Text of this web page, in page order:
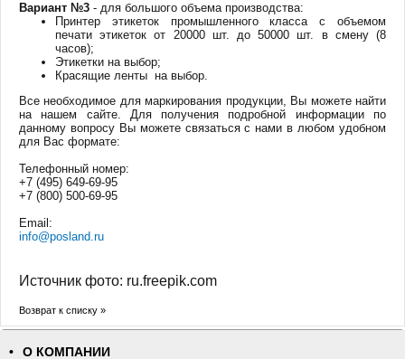
Вариант №3 - для большого объема производства:
Принтер этикеток промышленного класса с объемом
печати этикеток от 20000 шт. до 50000 шт. в смену (8
часов);
Этикетки на выбор;
Красящие ленты на выбор.
Все необходимое для маркирования продукции, Вы можете найти
на нашем сайте. Для получения подробной информации по
данному вопросу Вы можете связаться с нами в любом удобном
для Вас формате:
Телефонный номер:
+7 (495) 649-69-95
+7 (800) 500-69-95
Email:
info@posland.ru
Источник фото: ru.freepik.com
Возврат к списку »
О КОМПАНИИ